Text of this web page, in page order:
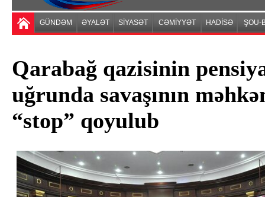
GÜNDƏM ƏYALƏT SİYASƏT CƏMİYYƏT HADİSƏ ŞOU-
Qarabağ qazisinin
uğrunda savaşının
“stop” qoyulub